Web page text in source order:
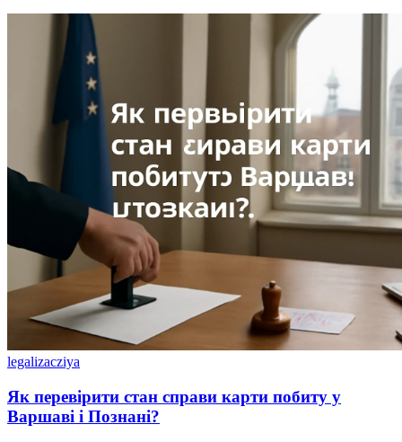
legalizacziya
Як перевірити стан справи карти побиту у
Варшаві і Познані?